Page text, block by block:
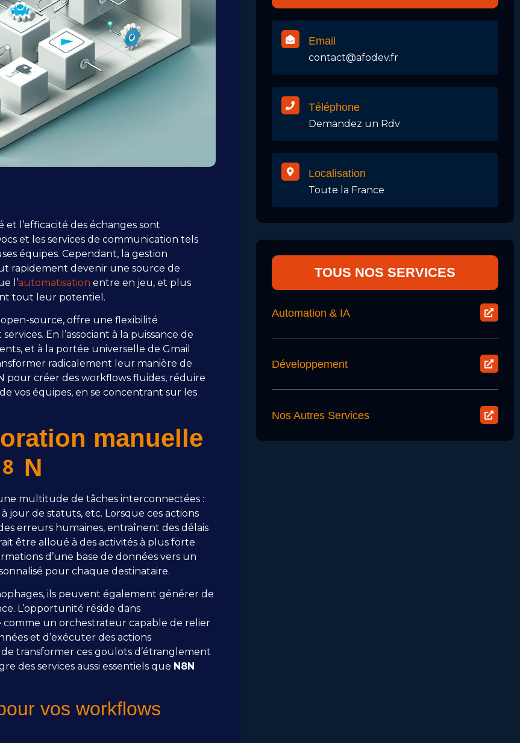
l’efficacité des échanges sont
et les services de communication tels
équipes. Cependant, la gestion
rapidement devenir une source de
l’automatisation entre en jeu, et plus
tout leur potentiel.
source, offre une flexibilité
En l’associant à la puissance de
et à la portée universelle de Gmail
radicalement leur manière de
créer des workflows fluides, réduire
vos équipes, en se concentrant sur les
manuelle
multitude de tâches interconnectées :
jour de statuts, etc. Lorsque ces actions
erreurs humaines, entraînent des délais
être alloué à des activités à plus forte
d’une base de données vers un
pour chaque destinataire.
ils peuvent également générer de
L’opportunité réside dans
comme un orchestrateur capable de relier
et d’exécuter des actions
transformer ces goulots d’étranglement
des services aussi essentiels que N8N
vos workflows
Email
contact@afodev.fr
Téléphone
Demandez un Rdv
Localisation
Toute la France
TOUS NOS SERVICES
Automation & IA
Développement
Nos Autres Services